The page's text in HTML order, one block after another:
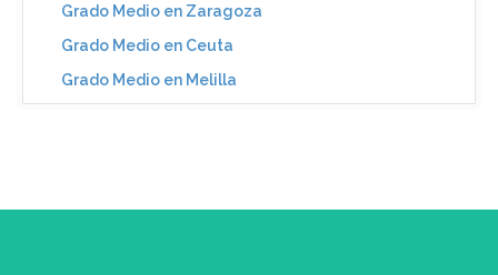
Grado Medio en Zaragoza
Grado Medio en Ceuta
Grado Medio en Melilla